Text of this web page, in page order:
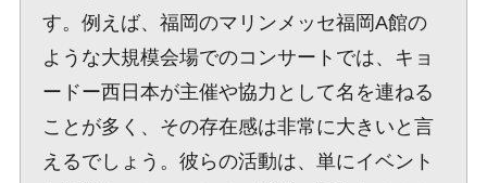
す。例えば、福岡のマリンメッセ福岡A館の
ような大規模会場でのコンサートでは、キョ
ードー西日本が主催や協力として名を連ねる
ことが多く、その存在感は非常に大きいと言
えるでしょう。彼らの活動は、単にイベント